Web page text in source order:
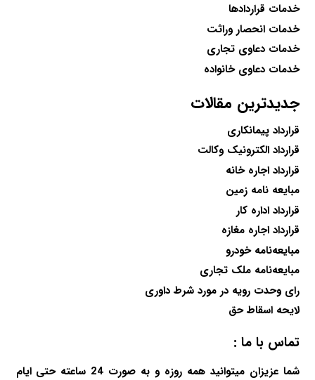
خدمات قراردادها
خدمات انحصار وراثت
خدمات دعاوی تجاری
خدمات دعاوی خانواده
جدیدترین مقالات
قرارداد پیمانکاری
قرارداد الکترونیک وکالت
قرارداد اجاره خانه
مبایعه نامه زمین
قرارداد اداره کار
قرارداد اجاره مغازه
مبایعه‌نامه خودرو
مبایعه‌نامه ملک تجاری
رای وحدت رویه در مورد شرط داوری
لایحه اسقاط حق
تماس با ما :
شما عزیزان میتوانید همه روزه و به صورت 24 ساعته حتی ایام